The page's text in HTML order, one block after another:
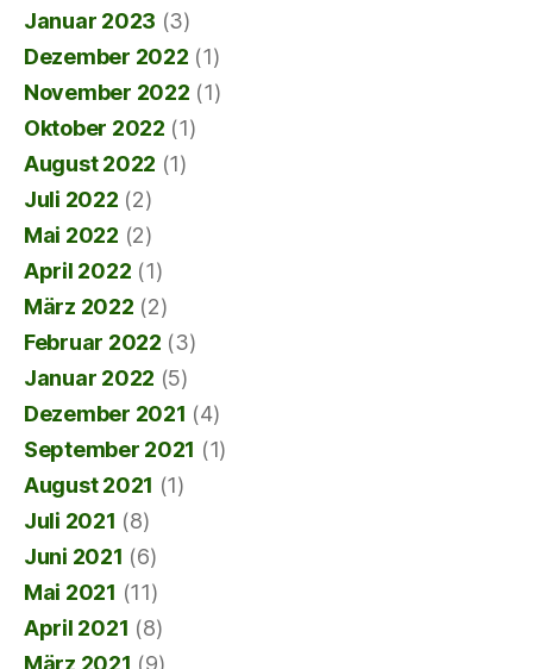
Januar 2023 (3)
Dezember 2022 (1)
November 2022 (1)
Oktober 2022 (1)
August 2022 (1)
Juli 2022 (2)
Mai 2022 (2)
April 2022 (1)
März 2022 (2)
Februar 2022 (3)
Januar 2022 (5)
Dezember 2021 (4)
September 2021 (1)
August 2021 (1)
Juli 2021 (8)
Juni 2021 (6)
Mai 2021 (11)
April 2021 (8)
März 2021 (9)